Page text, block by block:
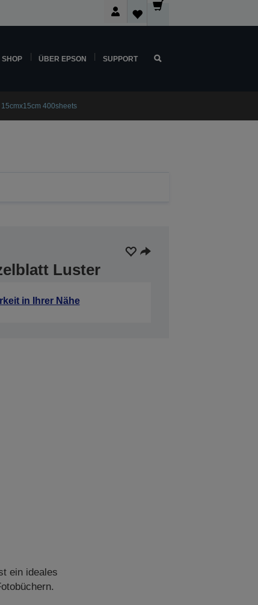
SHOP ÜBER EPSON SUPPORT
400sheets
Luster
in Ihrer Nähe
ein ideales